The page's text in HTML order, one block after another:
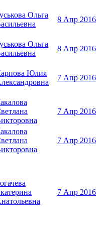
Ольга
8 Апр 2016
Ольга
8 Апр 2016
Юлия
7 Апр 2016
7 Апр 2016
7 Апр 2016
7 Апр 2016